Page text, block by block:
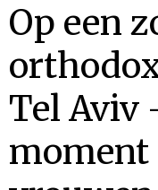
Op een
Tel Aviv
moment